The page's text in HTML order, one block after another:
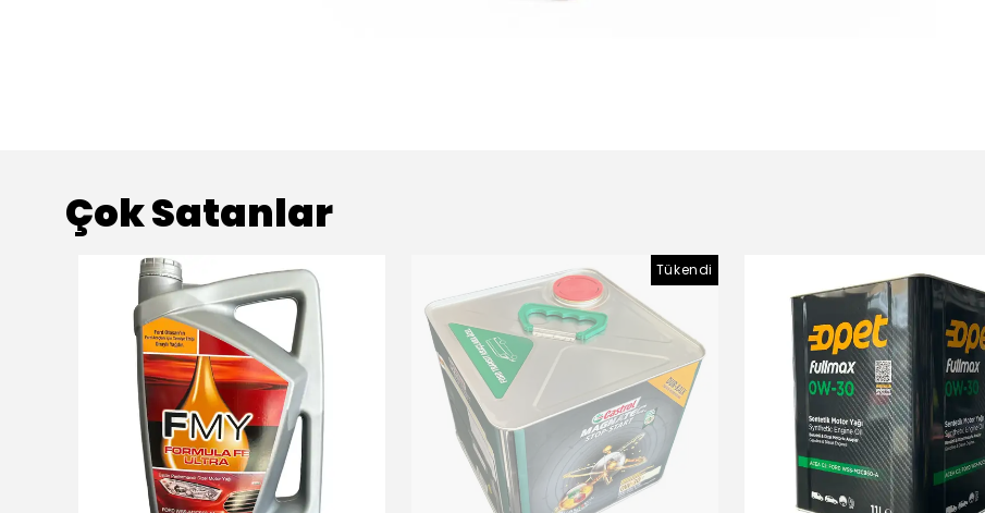
Çok Satanlar
Tükendi